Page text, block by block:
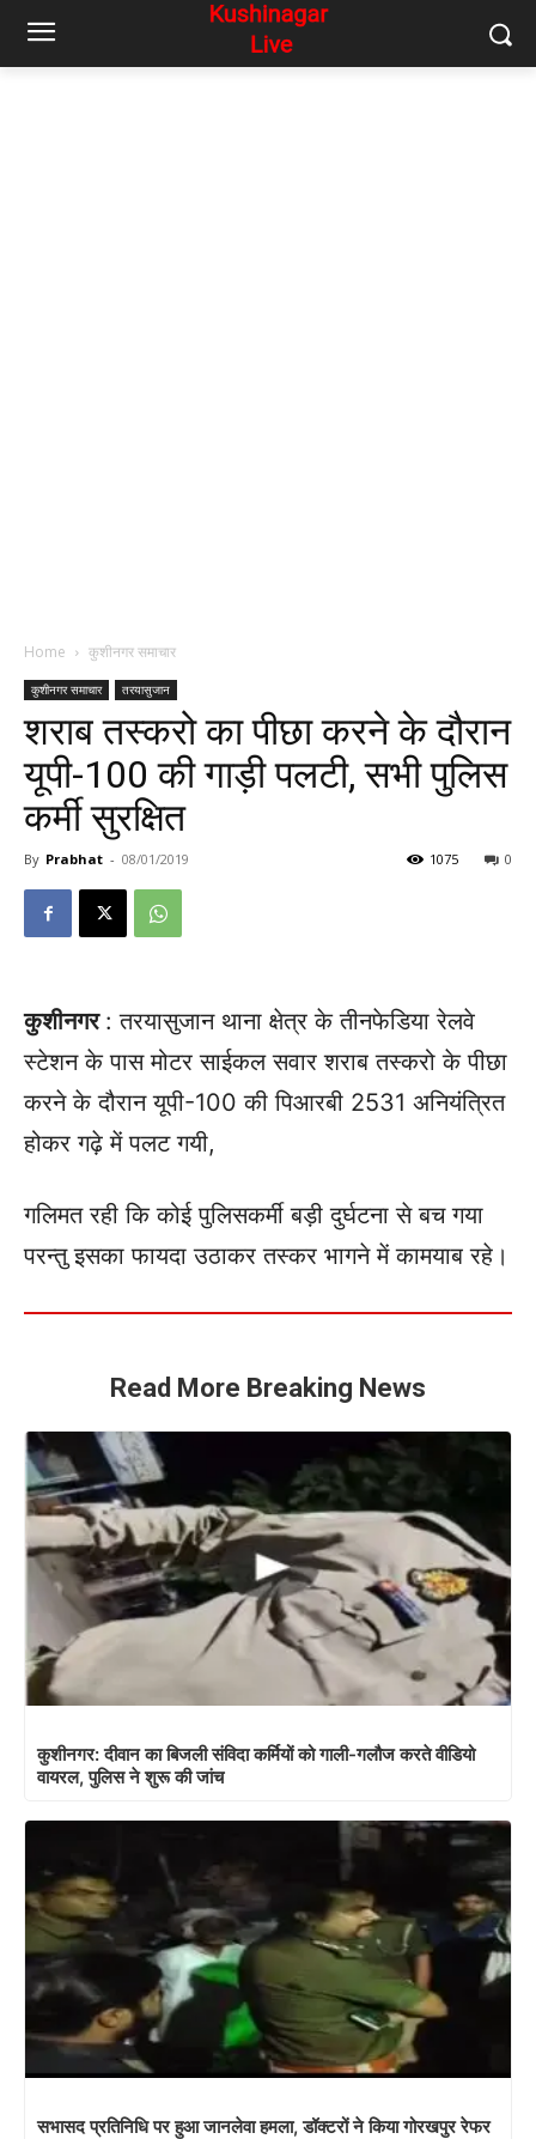
Home कुशीनगर समाचार
कुशीनगर समाचार तरयासुजान
शराब तस्करो का पीछा करने के दौरान
यूपी-100 की गाड़ी पलटी, सभी पुलिस
कर्मी सुरक्षित
By Prabhat - 08/01/2019 0
1075
कुशीनगर : तरयासुजान थाना क्षेत्र के तीनफेडिया रेलवे
स्टेशन के पास मोटर साईकल सवार शराब तस्करो के पीछा
करने के दौरान यूपी-100 की पिआरबी 2531 अनियंत्रित
होकर गढ़े में पलट गयी,
गलिमत रही कि कोई पुलिसकर्मी बड़ी दुर्घटना से बच गया
परन्तु इसका फायदा उठाकर तस्कर भागने में कामयाब रहे।
Read More Breaking News
कुशीनगर: दीवान का बिजली संविदा कर्मियों को गाली-गलौज करते वीडियो
वायरल, पुलिस ने शुरू की जांच
सभासद प्रतिनिधि पर हुआ जानलेवा हमला, डॉक्टरों ने किया गोरखपुर रेफर